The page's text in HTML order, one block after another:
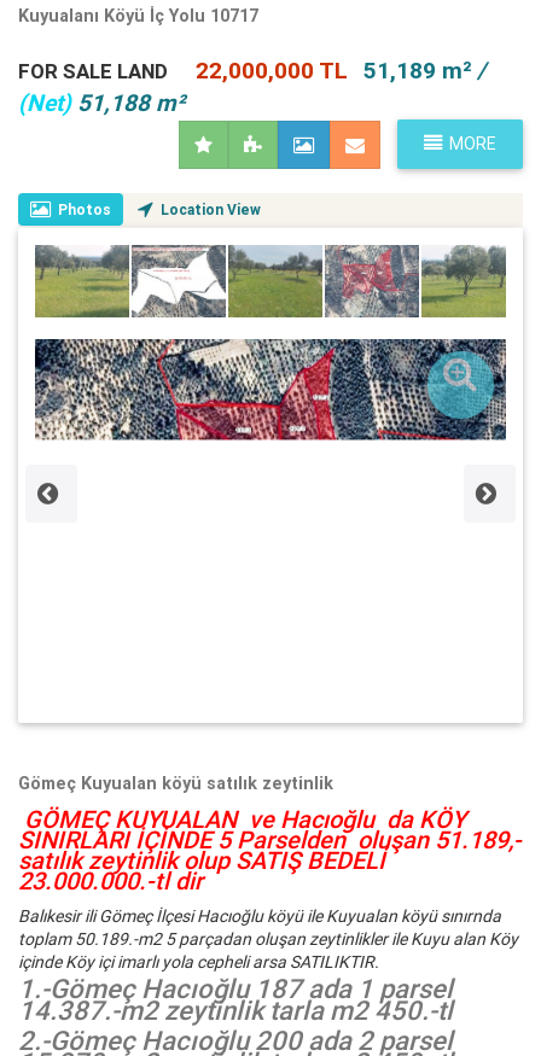
Kuyualanı Köyü İç Yolu 10717
FOR SALE LAND 22,000,000 TL 51,189 m² /
(Net)51,188 m²
MORE
Photos Location View
Gömeç Kuyualan köyü satılık zeytinlik
GÖMEÇ KUYUALAN ve Hacıoğlu da KÖY
SINIRLARI İÇİNDE 5 Parselden oluşan 51.189,-
satılık zeytinlik olup SATIŞ BEDELİ
23.000.000.-tl dir
Balıkesir ili Gömeç İlçesi Hacıoğlu köyü ile Kuyualan köyü sınırnda
toplam 50.189.-m2 5 parçadan oluşan zeytinlikler ile Kuyu alan Köy
içinde Köy içi imarlı yola cepheli arsa SATILIKTIR.
1.-Gömeç Hacıoğlu 187 ada 1 parsel
14.387.-m2 zeytinlik tarla m2 450.-tl
2.-Gömeç Hacıoğlu 200 ada 2 parsel